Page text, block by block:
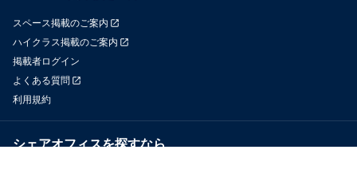
スペース掲載のご案内
ハイクラス掲載のご案内
掲載者ログイン
よくある質問
利用規約
シェアオフィスを探すなら